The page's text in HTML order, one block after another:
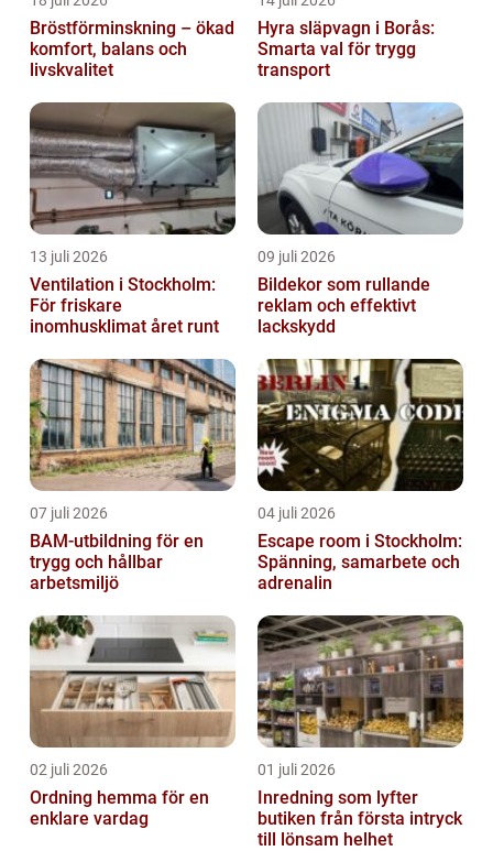
Bröstförminskning – ökad
komfort, balans och
livskvalitet
Hyra släpvagn i Borås:
Smarta val för trygg
transport
13 juli 2026
Ventilation i Stockholm:
För friskare
inomhusklimat året runt
09 juli 2026
Bildekor som rullande
reklam och effektivt
lackskydd
07 juli 2026
BAM-utbildning för en
trygg och hållbar
arbetsmiljö
04 juli 2026
Escape room i Stockholm:
Spänning, samarbete och
adrenalin
02 juli 2026
Ordning hemma för en
enklare vardag
01 juli 2026
Inredning som lyfter
butiken från första intryck
till lönsam helhet